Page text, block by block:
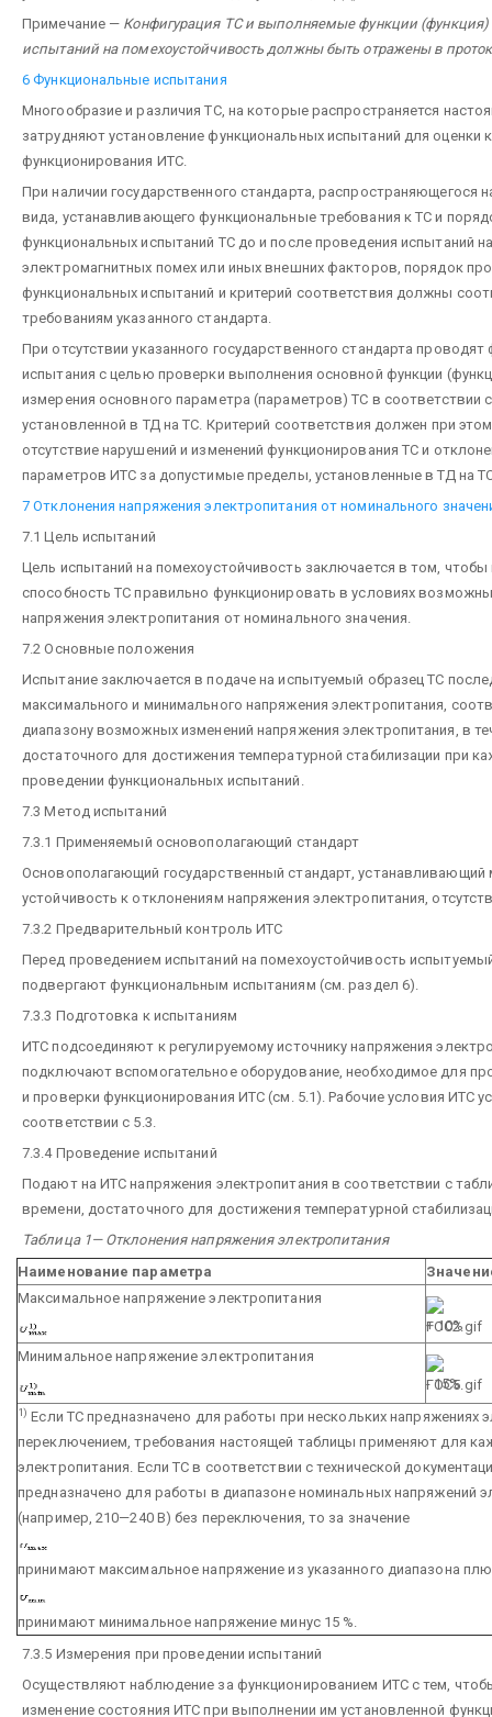
Примечание — Конфигурация ТС и выполняемые функции
испытаний на помехоустойчивость должны быть отражены в
6 Функциональные испытания
Многообразие и различия ТС, на которые распространяется
затрудняют установление функциональных испытаний для оценки
функционирования ИТС.
При наличии государственного стандарта, распространяющегося
вида, устанавливающего функциональные требования к ТС и
функциональных испытаний ТС до и после проведения испытаний
электромагнитных помех или иных внешних факторов, порядок
функциональных испытаний и критерий соответствия должны
требованиям указанного стандарта.
При отсутствии указанного государственного стандарта
испытания с целью проверки выполнения основной функции
измерения основного параметра (параметров) ТС в соответствии
установленной в ТД на ТС. Критерий соответствия должен при
отсутствие нарушений и изменений функционирования ТС и
параметров ИТС за допустимые пределы, установленные в ТД на
7 Отклонения напряжения электропитания от номинального
7.1 Цель испытаний
Цель испытаний на помехоустойчивость заключается в том,
способность ТС правильно функционировать в условиях
напряжения электропитания от номинального значения.
7.2 Основные положения
Испытание заключается в подаче на испытуемый образец ТС
максимального и минимального напряжения электропитания,
диапазону возможных изменений напряжения электропитания, в
достаточного для достижения температурной стабилизации при
проведении функциональных испытаний.
7.3 Метод испытаний
7.3.1 Применяемый основополагающий стандарт
Основополагающий государственный стандарт, устанавливающий
устойчивость к отклонениям напряжения электропитания,
7.3.2 Предварительный контроль ИТС
Перед проведением испытаний на помехоустойчивость
подвергают функциональным испытаниям (см. раздел 6).
7.3.3 Подготовка к испытаниям
ИТС подсоединяют к регулируемому источнику напряжения
подключают вспомогательное оборудование, необходимое для
и проверки функционирования ИТС (см. 5.1). Рабочие условия ИТС
соответствии с 5.3.
7.3.4 Проведение испытаний
Подают на ИТС напряжения электропитания в соответствии с
времени, достаточного для достижения температурной
Таблица 1— Отклонения напряжения электропитания
Наименование параметра
Максимальное напряжение электропитания
+ 10%
Минимальное напряжение электропитания
- 15%
1) Если ТС предназначено для работы при нескольких напряжениях
переключением, требования настоящей таблицы применяют для
электропитания. Если ТС в соответствии с технической
предназначено для работы в диапазоне номинальных напряжений
(например, 210—240 В) без переключения, то за значение
принимают максимальное напряжение из указанного диапазона
принимают минимальное напряжение минус 15 %.
7.3.5 Измерения при проведении испытаний
Осуществляют наблюдение за функционированием ИТС с тем,
изменение состояния ИТС при выполнении им установленной